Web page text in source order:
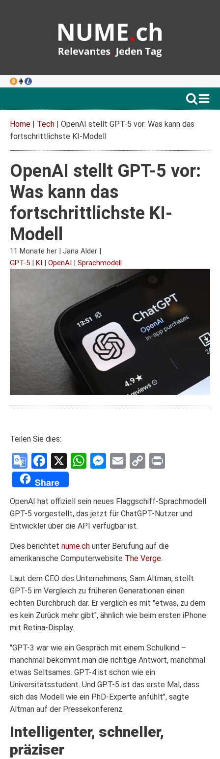
Home | Tech | OpenAI stellt GPT-5 vor: Was kann das
fortschrittlichste KI-Modell
OpenAI stellt GPT-5 vor:
Was kann das
fortschrittlichste KI-
Modell
11 Monate her | Jana Alder |
GPT-5 | KI | OpenAI | Sprachmodell
Teilen Sie dies:
Google
Translate
Facebook
X WhatsApp
Messenger
Email
Copy
Share
OpenAI hat offiziell sein neues Flaggschiff-Sprachmodell
GPT-5 vorgestellt, das jetzt für ChatGPT-Nutzer und
Entwickler über die API verfügbar ist.
Dies berichtet nume.ch unter Berufung auf die
amerikanische Computerwebsite The Verge.
Laut dem CEO des Unternehmens, Sam Altman, stellt
GPT-5 im Vergleich zu früheren Generationen einen
echten Durchbruch dar. Er verglich es mit "etwas, zu dem
es kein Zurück mehr gibt", ähnlich wie beim ersten iPhone
mit Retina-Display.
"GPT-3 war wie ein Gespräch mit einem Schulkind –
manchmal bekommt man die richtige Antwort, manchmal
etwas Seltsames. GPT-4 ist schon wie ein
Universitätsstudent. Und GPT-5 ist das erste Mal, dass
sich das Modell wie ein PhD-Experte anfühlt", sagte
Altman auf der Pressekonferenz.
Intelligenter, schneller,
präziser